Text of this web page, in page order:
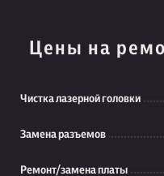
Цены на
Чистка лазерной головки
Замена разъемов
Ремонт/замена платы